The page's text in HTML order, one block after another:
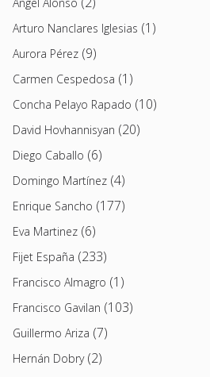
Arturo Nanclares Iglesias (1)
Aurora Pérez (9)
Carmen Cespedosa (1)
Concha Pelayo Rapado (10)
David Hovhannisyan (20)
Diego Caballo (6)
Domingo Martínez (4)
Enrique Sancho (177)
Eva Martinez (6)
Fijet España (233)
Francisco Almagro (1)
Francisco Gavilan (103)
Guillermo Ariza (7)
Hernán Dobry(2)